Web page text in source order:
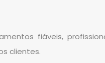
fiáveis,
clientes.